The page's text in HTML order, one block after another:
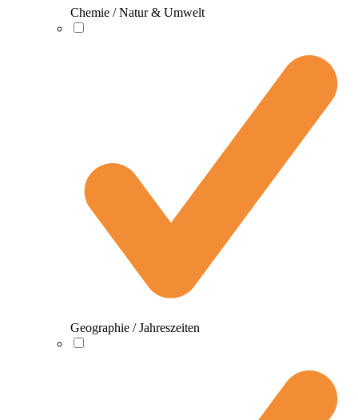
Chemie / Natur & Umwelt
Geographie / Jahreszeiten